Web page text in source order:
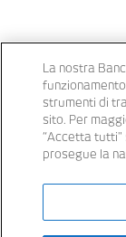
La nostra
strumenti di
sito. Per
“Accetta tutti"
prosegue la